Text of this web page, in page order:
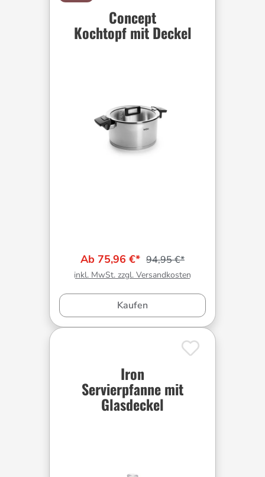
Concept
Kochtopf mit Deckel
Ab 75,96 €* 94,95 €*
inkl. MwSt. zzgl. Versandkosten
Kaufen
Iron
Servierpfanne mit
Glasdeckel